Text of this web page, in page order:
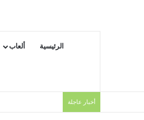
الرئيسية ألعاب
أخبار عاجلة